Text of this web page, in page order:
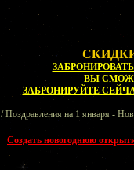
ВЫ
ЗАБРОНИРУЙТЕ
/ Поздравления на 1 января -
Создать новогоднюю